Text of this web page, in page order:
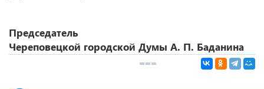
Председатель
Череповецкой городской Думы А. П. Баданина